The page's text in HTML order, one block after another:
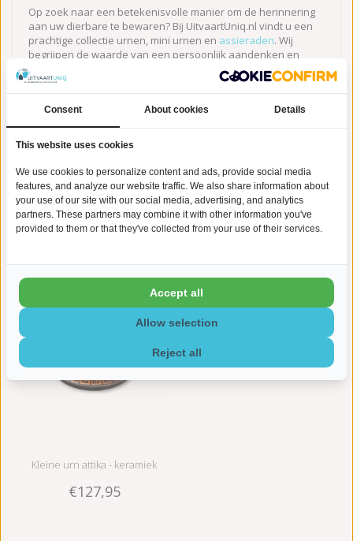
Op zoek naar een betekenisvolle manier om de herinnering
aan uw dierbare te bewaren? Bij UitvaartUniq.nl vindt u een
prachtige collectie urnen, mini urnen en assieraden. Wij
begrijpen de waarde van een persoonlijk aandenken en
bieden u unieke producten van hoogwaardige kwaliteit. Onze
urnen, mini urnen en assieraden hebben een tijdloos design
en worden met zorg vervaardigd. Laat ons u helpen om de
herinnering aan uw geliefde op een bijzondere manier te
koesteren.
Kleine urn attika - keramiek
€127,95
Consent About cookies Details
This website uses cookies
We use cookies to personalize content and ads, provide social media
features, and analyze our website traffic. We also share information about
your use of our site with our social media, advertising, and analytics
partners. These partners may combine it with other information you've
provided to them or that they've collected from your use of their services.
Reject all
Allow selection
Accept all